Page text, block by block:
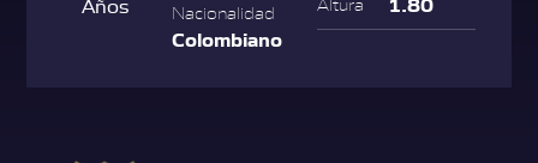
Nacionalidad
Colombiano